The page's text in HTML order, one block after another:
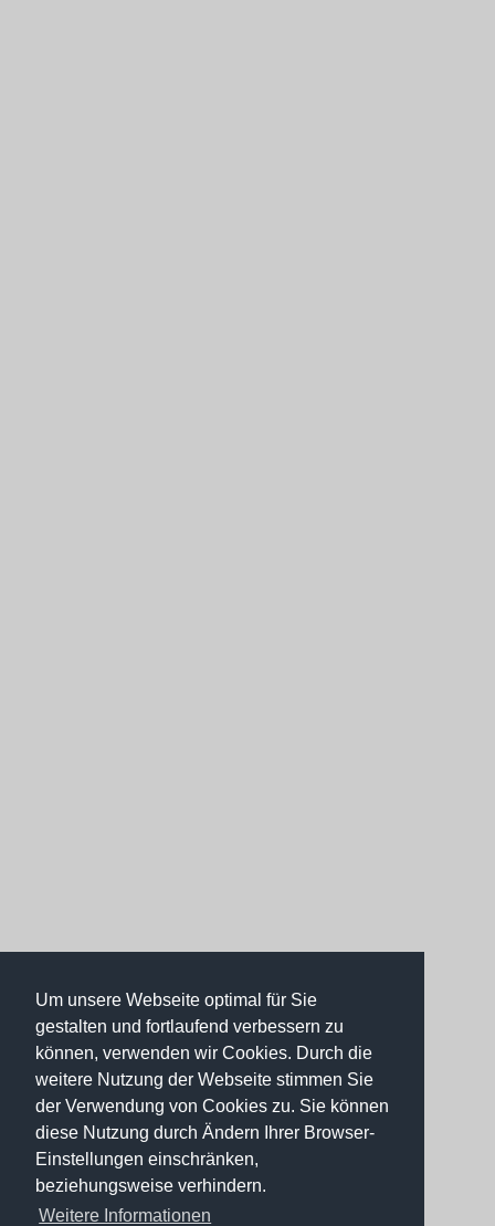
Um unsere Webseite optimal für Sie
gestalten und fortlaufend verbessern zu
können, verwenden wir Cookies. Durch die
weitere Nutzung der Webseite stimmen Sie
der Verwendung von Cookies zu. Sie können
diese Nutzung durch Ändern Ihrer Browser-
Einstellungen einschränken,
beziehungsweise verhindern.
Weitere Informationen